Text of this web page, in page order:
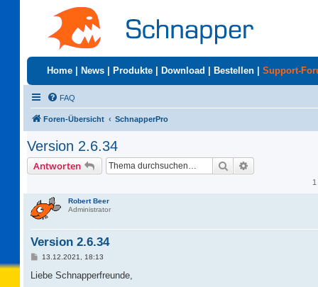
Home News Produkte Download Bestellen Support-
FAQ
Foren-Übersicht SchnapperPro
Version 2.6.34
Antworten Suche
Robert Beer
Administrator
Version 2.6.34
B
i
13.12.2021, 18:13
Liebe Schnapperfreunde,